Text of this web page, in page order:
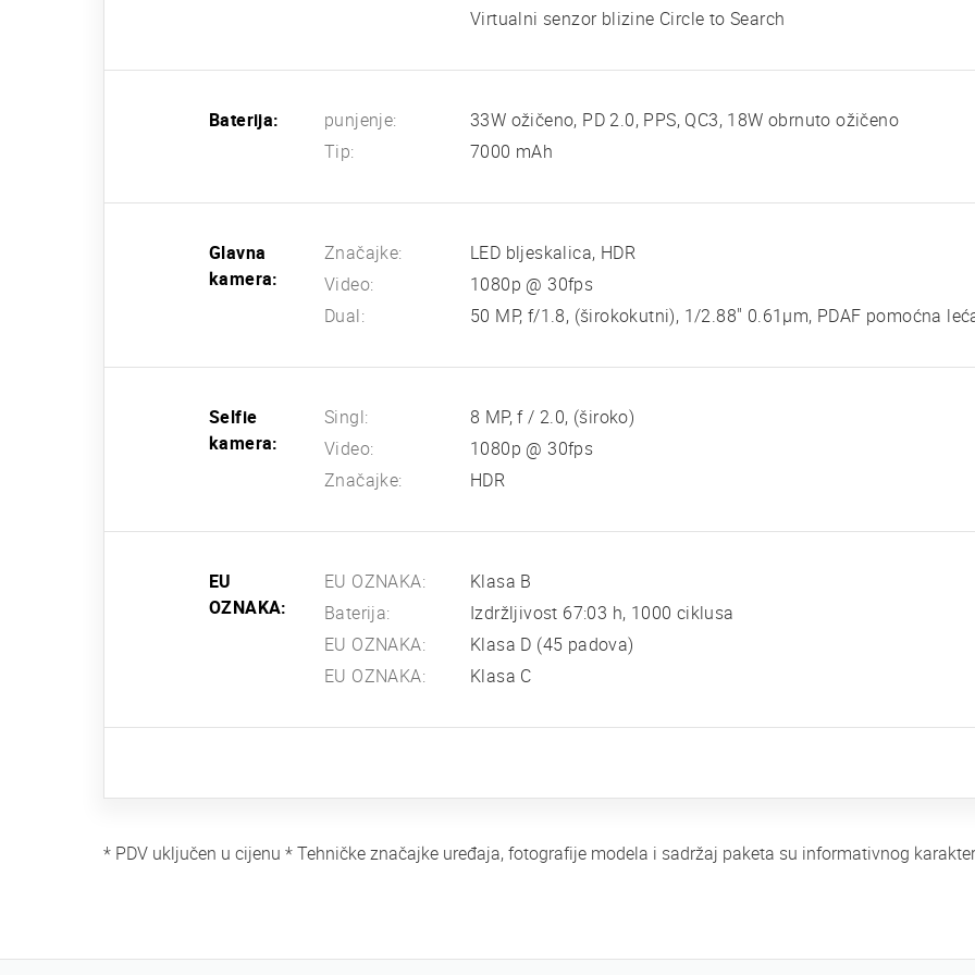
Virtualni senzor blizine Circle to Search
Baterija: punjenje:
33W ožičeno, PD 2.0, PPS, QC3, 18W obrnuto ožičeno
Tip:
7000 mAh
Glavna
kamera:
Značajke:
LED bljeskalica, HDR
Video:
1080p @ 30fps
Dual:
50 MP, f/1.8, (širokokutni), 1/2.88" 0.61μm, PDAF pomoćna
Selfie
kamera:
Singl:
8 MP, f / 2.0, (široko)
Video:
1080p @ 30fps
Značajke:
HDR
EU
OZNAKA:
EU OZNAKA:
Klasa B
Baterija:
Izdržljivost 67:03 h, 1000 ciklusa
EU OZNAKA:
Klasa D (45 padova)
EU OZNAKA:
Klasa C
* PDV uključen u cijenu * Tehničke značajke uređaja, fotografije modela i sadržaj paketa su informativnog